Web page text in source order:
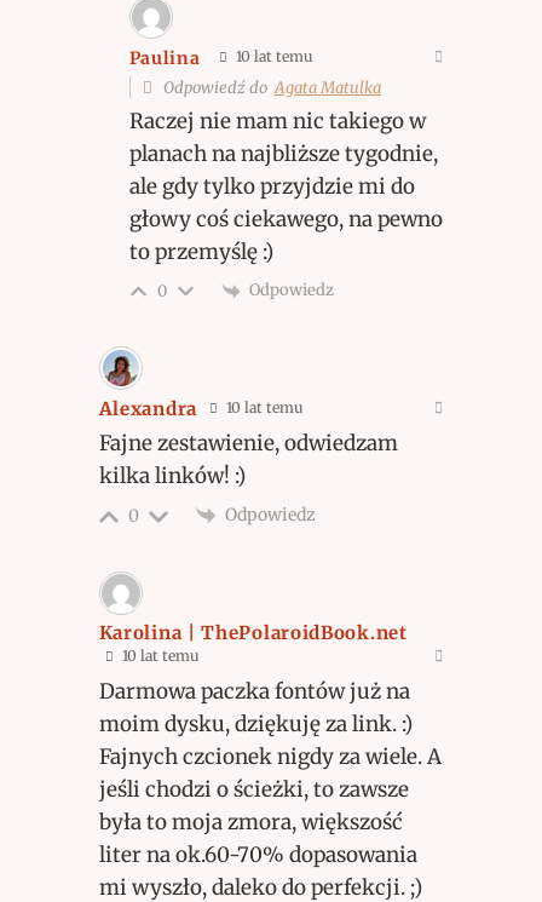
Paulina 10 lat temu
Odpowiedź doAgata Matulka
Raczej nie mam nic takiego w
planach na najbliższe tygodnie,
ale gdy tylko przyjdzie mi do
głowy coś ciekawego, na pewno
to przemyślę :)
0 Odpowiedz
Alexandra 10 lat temu
Fajne zestawienie, odwiedzam
kilka linków! :)
0 Odpowiedz
Karolina | ThePolaroidBook.net
10 lat temu
Darmowa paczka fontów już na
moim dysku, dziękuję za link. :)
Fajnych czcionek nigdy za wiele. A
jeśli chodzi o ścieżki, to zawsze
była to moja zmora, większość
liter na ok.60-70% dopasowania
mi wyszło, daleko do perfekcji. ;)